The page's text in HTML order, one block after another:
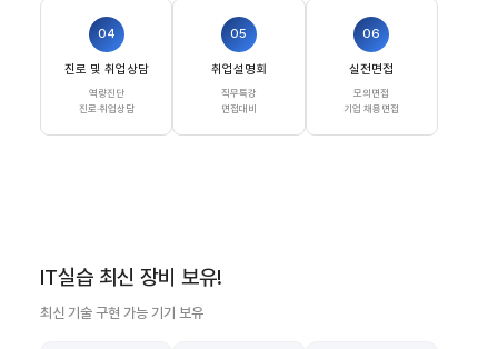
04
진로 및 취업상담
역량진단
진로·취업상담
05
취업설명회
직무특강
면접대비
06
실전면접
모의면접
기업 채용면접
IT실습 최신 장비 보유!
최신 기술 구현 가능 기기 보유